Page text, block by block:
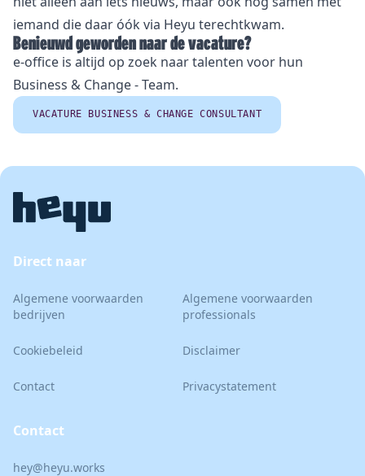
iemand die daar óók via Heyu terechtkwam.
Benieuwd geworden naar de vacature?
e-office is altijd op zoek naar talenten voor hun
Business & Change - Team.
VACATURE BUSINESS & CHANGE CONSULTANT
Direct naar
Algemene voorwaarden
bedrijven
Algemene voorwaarden
professionals
Cookiebeleid Disclaimer
Contact Privacystatement
Contact
hey@heyu.works